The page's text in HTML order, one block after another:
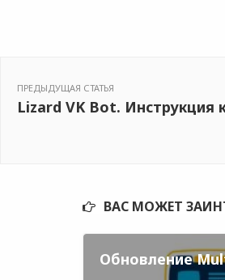
ПРЕДЫДУЩАЯ СТАТЬЯ
Lizard VK Bot. Инструкция
ВАС МОЖЕТ
Обновление